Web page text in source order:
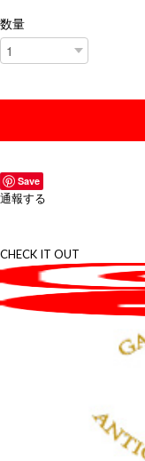
数量
Save
通報する
CHECK IT OUT